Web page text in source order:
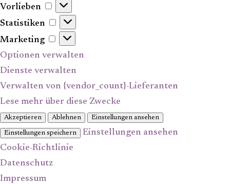
Vorlieben
Vorlieben
Statistiken
Statistiken
Marketing
Marketing
Optionen verwalten
Dienste verwalten
Verwalten von {vendor_count}-Lieferanten
Lese mehr über diese Zwecke
Akzeptieren Ablehnen Einstellungen ansehen
Einstellungen speichern
Einstellungen ansehen
Cookie-Richtlinie
Datenschutz
Impressum